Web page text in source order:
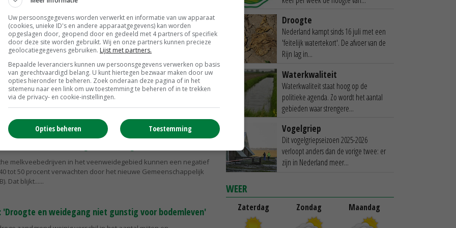
hapklare oplossingen weidevogelbehoud
red je de weidevogel niet. Hiervoor is een combinatie van
uit project Winst & Weidevogels dat werd gefinancierd door
uitloop verbetert welzijn leghennen
die elke dag naar buiten kunnen, hebben een beter welzijn dan
Dat stelt Monique Bestman van het Louis Bolk Instituut na
veenweidegebied hard geraakt door GLB
melkveebedrijven in het veenweidegebied kunnen een negatief
tot 50 procent verwachten door het nieuwe Gemeenschappelijk
Dat blijkt...
'Droogte en weidegang niet gunstig voor bodemleven'
Droogte
Nederland kampt sinds 16 juli met een
'feitelijk watertekort'. De afvoer van de
Rijn lag in...
Waterkwaliteit
Waterkwaliteit staat hoog op de
politieke agenda. Zo wordt het aantal
gebieden waar strengere...
Vogelgriep
Dit vogelgriepseizoen 2025-2026
verloopt anders dan de vorige twee: er
zijn in Nederland meer...
WEER
Zaterdag Zondag Maandag
Uw persoonsgegevens worden verwerkt en informatie van uw apparaat
(cookies, unieke ID's en andere apparaatgegevens) kan worden
opgeslagen door, geopend door en gedeeld met 4 partners of specifiek
door deze site worden gebruikt. Wij en onze partners kunnen precieze
geolocatiegegevens gebruiken. Lijst met partners.
Bepaalde leveranciers kunnen uw persoonsgegevens verwerken op basis
van gerechtvaardigd belang. U kunt hiertegen bezwaar maken door uw
opties hieronder te beheren. Zoek onderaan deze pagina of in het
sitemenu naar een link om uw toestemming te beheren of in te trekken
via de privacy- en cookie-instellingen.
Toestemming
Opties beheren